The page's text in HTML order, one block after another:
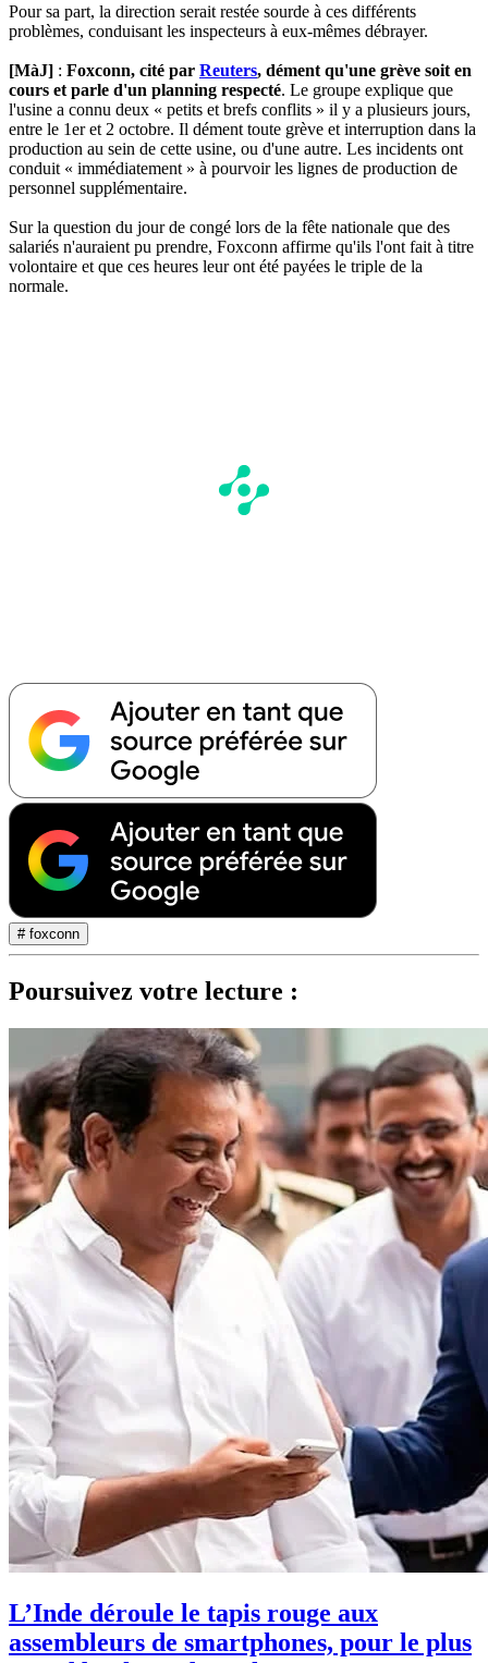
Pour sa part, la direction serait restée sourde à ces différents
problèmes, conduisant les inspecteurs à eux-mêmes débrayer.
[MàJ] : Foxconn, cité par Reuters, dément qu'une grève soit en
cours et parle d'un planning respecté. Le groupe explique que
l'usine a connu deux « petits et brefs conflits » il y a plusieurs jours,
entre le 1er et 2 octobre. Il dément toute grève et interruption dans la
production au sein de cette usine, ou d'une autre. Les incidents ont
conduit « immédiatement » à pourvoir les lignes de production de
personnel supplémentaire.
Sur la question du jour de congé lors de la fête nationale que des
salariés n'auraient pu prendre, Foxconn affirme qu'ils l'ont fait à titre
volontaire et que ces heures leur ont été payées le triple de la
normale.
# foxconn
Poursuivez votre lecture :
L’Inde déroule le tapis rouge aux
assembleurs de smartphones, pour le plus